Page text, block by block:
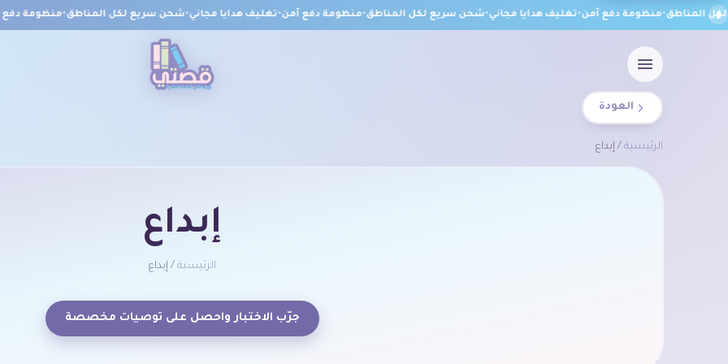
المناطق•منظومة دفع آمن•تغليف هدايا مجاني•شحن سريع لكل المناطق•منظومة دفع آمن•تغليف هدايا مجاني•شحن سريع لكل المناطق•منظومة دفع
العودة
الرئيسية / إبداع
إبداع
الرئيسية / إبداع
جرّب الاختبار واحصل على توصيات مخصصة